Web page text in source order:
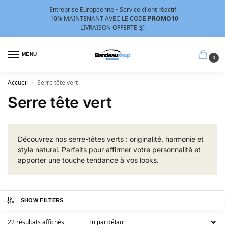
Entreprise Européenne • Service client réactif
–10% MAINTENANT AVEC LE CODE PROMO10
LIVRAISON OFFERTE 📦
MENU
0
Accueil / Serre tête vert
Serre tête vert
Découvrez nos serre-têtes verts : originalité, harmonie et
style naturel. Parfaits pour affirmer votre personnalité et
apporter une touche tendance à vos looks.
SHOW FILTERS
22 résultats affichés